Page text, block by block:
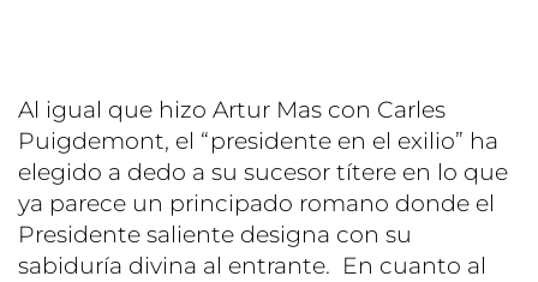
Al igual que hizo Artur Mas con Carles
Puigdemont, el “presidente en el exilio” ha
elegido a dedo a su sucesor títere en lo que
ya parece un principado romano donde el
Presidente saliente designa con su
sabiduría divina al entrante. En cuanto al